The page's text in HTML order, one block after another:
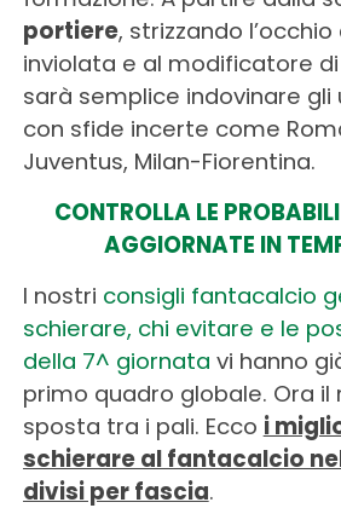
portiere, strizzando
inviolata e al modificatore
sarà semplice indovinare gli
con sfide incerte come
Juventus, Milan-Fiorentina.
CONTROLLA LE
AGGIORNATE IN
I nostri consigli fantacalcio
schierare, chi evitare e le
della 7^ giornata vi hanno
primo quadro globale. Ora il
sposta tra i pali. Ecco i
schierare al fantacalcio
divisi per fascia.